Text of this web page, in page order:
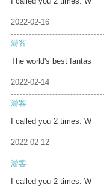
2022-02-16
游客
The world's best fantas
2022-02-14
游客
I called you 2 times. W
2022-02-12
游客
I called you 2 times. W